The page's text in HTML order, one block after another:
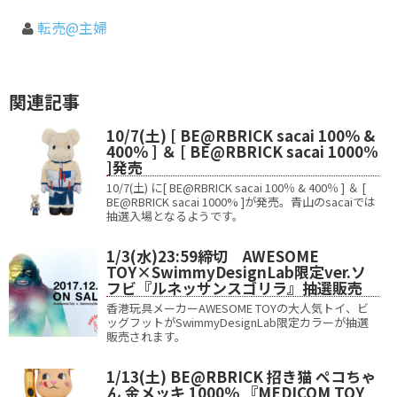
転売@主婦
関連記事
10/7(土) [ BE@RBRICK sacai 100％ &
400％ ] ＆ [ BE@RBRICK sacai 1000%
]発売
10/7(土) に[ BE@RBRICK sacai 100％ & 400％ ] ＆ [
BE@RBRICK sacai 1000% ]が発売。青山のsacaiでは
抽選入場となるようです。
1/3(水)23:59締切 AWESOME
TOY×SwimmyDesignLab限定ver.ソ
フビ『ルネッサンスゴリラ』抽選販売
香港玩具メーカーAWESOME TOYの大人気トイ、ビ
ッグフットがSwimmyDesignLab限定カラーが抽選
販売されます。
1/13(土) BE@RBRICK 招き猫 ペコちゃ
ん 金メッキ 1000％ 『MEDICOM TOY